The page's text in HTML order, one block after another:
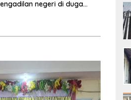
negeri di duga